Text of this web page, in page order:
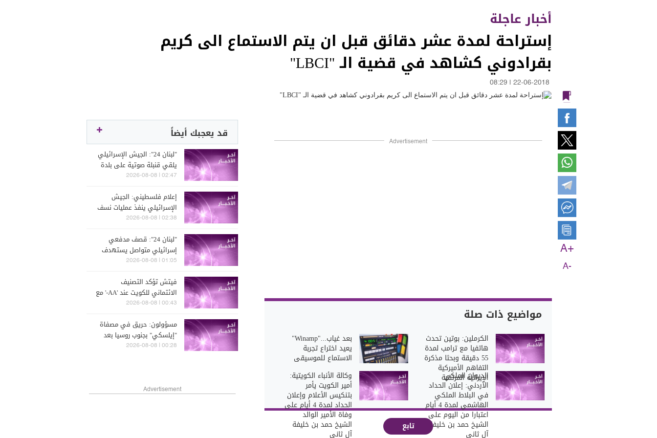
أخبار عاجلة
إستراحة لمدة عشر دقائق قبل ان يتم الاستماع الى كريم
بقرادوني كشاهد في قضية الـ "LBCI"
22-06-2018
08:29
A+
A-
Advertisement
مواضيع ذات صلة
الكرملين: بوتين تحدث
هاتفيا مع ترامب لمدة
55 دقيقة وبحثا مذكرة
التفاهم الأميركية
الإيرانية المرتقبة
بعد غياب..."Winamp"
يعيد اختراع تجربة
الاستماع للموسيقى
الديوان الملكي
الأردني: إعلان الحداد
في البلاط الملكي
الهاشمي لمدة 4 أيام
اعتبارا من اليوم على
الشيخ حمد بن خليفة
آل ثاني
وكالة الأنباء الكويتية:
أمير الكويت يأمر
بتنكيس الأعلام وإعلان
الحداد لمدة 4 أيام على
وفاة الأمير الوالد
الشيخ حمد بن خليفة
آل ثاني
تابع
قد يعجبك أيضاً
"لبنان 24": الجيش الإسرائيلي
يلقي قنبلة صوتية على بلدة
الحنية
02:47 | 2026-08-08
إعلام فلسطيني: الجيش
الإسرائيلي ينفذ عمليات نسف
قرب الخط الأصفر جنوبي خان
02:38 | 2026-08-08
"لبنان 24": قصف مدفعي
إسرائيلي متواصل يستهدف
حي الجامعات في كفررمان
01:05 | 2026-08-08
فيتش تؤكد التصنيف
الائتماني للكويت عند 'AA-' مع
نظرة مستقبلية مستقرة
00:43 | 2026-08-08
مسؤولون: حريق في مصفاة
"إيلسكي" بجنوب روسيا بعد
هجوم بطائرة مسيّرة
00:28 | 2026-08-08
Advertisement